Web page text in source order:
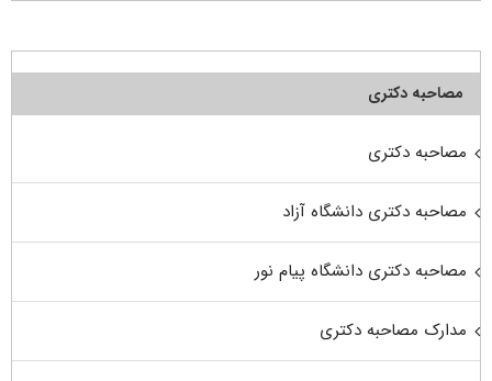
مصاحبه دکتری
مصاحبه دکتری
مصاحبه دکتری دانشگاه آزاد
مصاحبه دکتری دانشگاه پیام نور
مدارک مصاحبه دکتری